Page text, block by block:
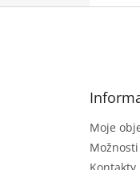
Moje
Kontakty